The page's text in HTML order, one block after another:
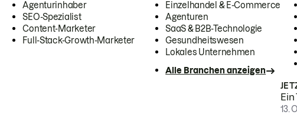
Agenturinhaber
SEO-Spezialist
Content-Marketer
Full-Stack-Growth-Marketer
Einzelhandel & E-Commerce
Agenturen
SaaS & B2B-Technologie
Gesundheitswesen
Lokales Unternehmen
Alle Branchen anzeigen
13.